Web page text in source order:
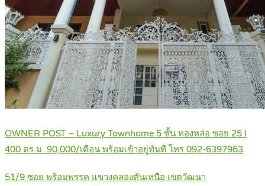
OWNER POST – Luxury Townhome 5 ชั้น ทองหล่อ ซอย 25 l
400 ตร.ม. 90,000/เดือน พร้อมเข้าอยู่ทันที โทร 092-6397963
51/9 ซอย พร้อมพรรค แขวงคลองตันเหนือ เขตวัฒนา